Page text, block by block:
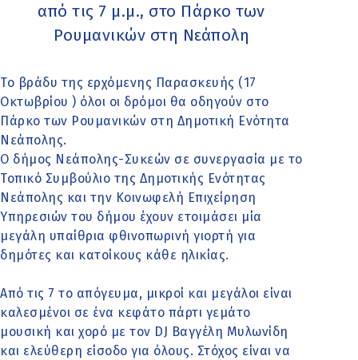
από τις 7 μ.μ., στο Πάρκο των
Ρουμανικών στη Νεάπολη
Το βράδυ της ερχόμενης Παρασκευής (17
Οκτωβρίου ) όλοι οι δρόμοι θα οδηγούν στο
Πάρκο των Ρουμανικών στη Δημοτική Ενότητα
Νεάπολης.
Ο δήμος Νεάπολης-Συκεών σε συνεργασία με το
Τοπικό Συμβούλιο της Δημοτικής Ενότητας
Νεάπολης και την Κοινωφελή Επιχείρηση
Υπηρεσιών του δήμου έχουν ετοιμάσει μία
μεγάλη υπαίθρια φθινοπωρινή γιορτή για
δημότες και κατοίκους κάθε ηλικίας.
Από τις 7 το απόγευμα, μικροί και μεγάλοι είναι
καλεσμένοι σε ένα κεφάτο πάρτι γεμάτο
μουσική και χορό με τον DJ Βαγγέλη Μυλωνίδη
και ελεύθερη είσοδο για όλους. Στόχος είναι να